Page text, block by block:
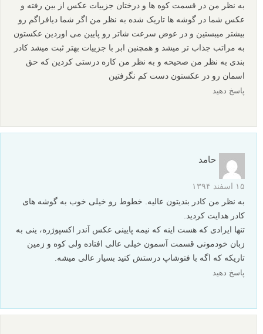
به نظر من در قسمت کوه ها و درختان جزییات عکس از بین رفته و
عکس شما در گوشه ها تاریک شده به نظر من اگر شما دیافراگم رو
بیشتر میبستین و در عوض سرعت شاتر رو پایین می اوردین عکستون
به مراتب جذاب تر میشد و همچنین ابر با جزییات بهتر ثبت میشد کادر
بندی به نظر من صحیحه و به نظر من کاره درستی کردین که حق
اسمان رو در عکستون دست کم نگرفتین
پاسخ دهید
حامد
۱۵ اسفند ۱۳۹۴
به نظر من کادر بندیتون عالیه. خطوط رو خیلی خوب به گوشه های
کادر هدایت کردید.
تنها ایرادی که هست اینه که نیمه پایینی عکس آندر اکسپوژره، ینی به
زبان خودمونی قسمت آسمون خیلی عالی افتاده ولی کوه و زمین
تاریکه که اگه با فتوشاپ درستش کنید بسیار عالی میشه.
پاسخ دهید